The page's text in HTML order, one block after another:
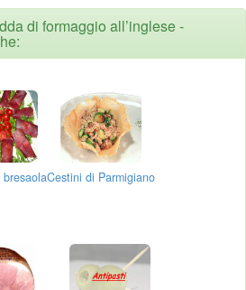
di formaggio all’inglese -
Cestini di Parmigiano